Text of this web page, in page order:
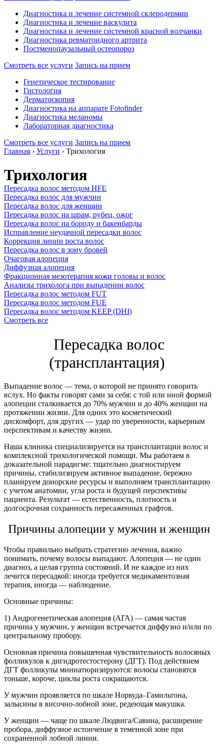
Диагностика и лечение системной склеродермии
Диагностика и лечение васкулита
Диагностика и лечение системной красной волчанки
Диагностика ревматоидного артрита
Постменопаузальный остеопороз
Смотреть все услуги Запись на прием
Генетическое тестирование
Гистология
Дерматоскопия
Диагностика на аппарате Fotofinder
Диагностика меланомы
Лабораторная диагностика
Смотреть все услуги Запись на прием
Главная › Услуги › Трихология
Трихология
Пересадка волос методом HFE
Пересадка волос для мужчин
Пересадка волос для женщин
Пересадка волос на шрам, рубец, ожог
Пересадка волос на бороду и бакенбарды
Исправление неудачной пересадки волос
Коррекция линии роста волос
Пересадка волос в зону бровей
Очаговая алопеция
Диффузная алопеция
Фракционная мезотерапия кожи головы и волос
Анализы трихолога при выпадении волос
Пересадка волос методом FUT
Пересадка волос методом FUE
Пересадка волос методом KEEP (DHI)
Смотреть все
Пересадка волос
(трансплантация)
Выпадение волос — тема, о которой не принято говорить
вслух. Но факты говорят сами за себя: с той или иной формой
алопеции сталкивается до 70% мужчин и до 40% женщин на
протяжении жизни. Для одних это косметический
дискомфорт, для других — удар по уверенности, карьерным
перспективам и качеству жизни.
Наша клиника специализируется на трансплантации волос и
комплексной трихологической помощи. Мы работаем в
доказательной парадигме: тщательно диагностируем
причины, стабилизируем активное выпадение, бережно
планируем донорские ресурсы и выполняем трансплантацию
с учетом анатомии, угла роста и будущей перспективы
пациента. Результат — естественность, плотность и
долгосрочная сохранность пересаженных графтов.
Причины алопеции у мужчин и женщин
Чтобы правильно выбрать стратегию лечения, важно
понимать, почему волосы выпадают. Алопеция — не один
диагноз, а целая группа состояний. И не каждое из них
лечится пересадкой: иногда требуется медикаментозная
терапия, иногда — наблюдение.
Основные причины:
1) Андрогенетическая алопеция (АГА) — самая частая
причина у мужчин, у женщин встречается диффузно и/или по
центральному пробору.
Основная причина повышенная чувствительность волосяных
фолликулов к дигидротестостерону (ДГТ). Под действием
ДГТ фолликулы миниатюризируются: волосы становятся
тоньше, короче, циклы роста сокращаются.
У мужчин проявляется по шкале Норвуда–Гамильтона,
залысины в височно-лобной зоне, редеющая макушка.
У женщин — чаще по шкале Людвига/Савина, расширение
пробора, диффузное истончение в теменной зоне при
сохраненной лобной линии.